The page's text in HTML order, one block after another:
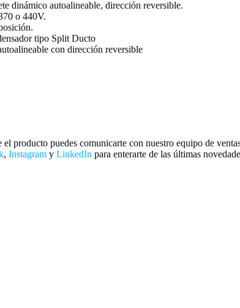
dinámico autoalineable, dirección reversible.
o 440V.
tipo Split Ducto
con dirección reversible
producto puedes comunicarte con nuestro equipo de
, Instagram y LinkedIn para enterarte de las últimas